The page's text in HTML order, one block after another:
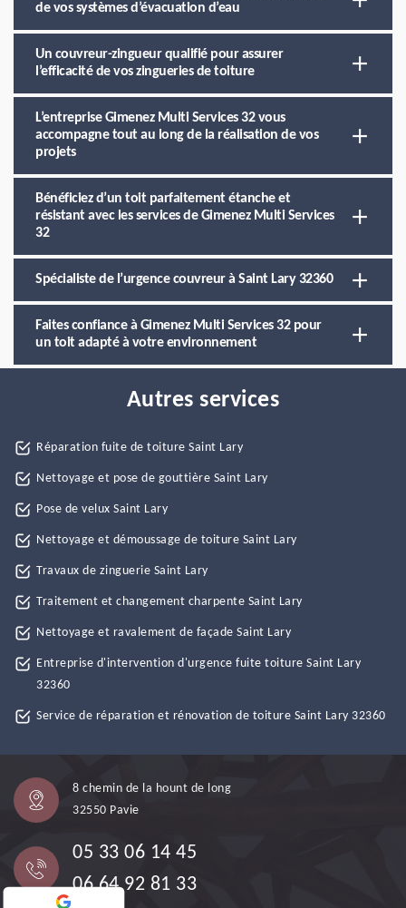
de vos systèmes d’évacuation d’eau
Un couvreur-zingueur qualifié pour assurer
l’efficacité de vos zingueries de toiture
L’entreprise Gimenez Multi Services 32 vous
accompagne tout au long de la réalisation de vos
projets
Bénéficiez d’un toit parfaitement étanche et
résistant avec les services de Gimenez Multi Services
32
Spécialiste de l’urgence couvreur à Saint Lary 32360
Faites confiance à Gimenez Multi Services 32 pour
un toit adapté à votre environnement
Autres services
Réparation fuite de toiture Saint Lary
Nettoyage et pose de gouttière Saint Lary
Pose de velux Saint Lary
Nettoyage et démoussage de toiture Saint Lary
Travaux de zinguerie Saint Lary
Traitement et changement charpente Saint Lary
Nettoyage et ravalement de façade Saint Lary
Entreprise d'intervention d'urgence fuite toiture Saint Lary
32360
Service de réparation et rénovation de toiture Saint Lary 32360
8 chemin de la hount de long
32550 Pavie
05 33 06 14 45
06 64 92 81 33